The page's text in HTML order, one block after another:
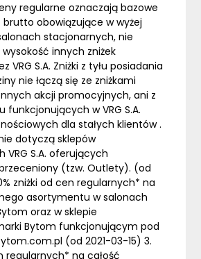
regularne oznaczają bazowe
obowiązujące w wyżej
stacjonarnych, nie
innych zniżek
VRG S.A. Zniżki z tyłu posiadania
nie łączą się ze zniżkami
akcji promocyjnych, ani z
funkcjonujących w VRG S.A.
dla stałych klientów .
dotyczą sklepów
VRG S.A. oferujących
(tzw. Outlety). (od
zniżki od cen regularnych* na
asortymentu w salonach
oraz w sklepie
Bytom funkcjonującym pod
(od 2021-03-15) 3.
regularnych* na całość